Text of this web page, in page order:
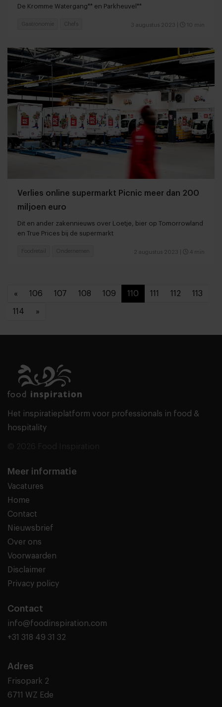
De Kromme Watergang** en Parkheuvel**
3 augustus 2023 10 min
Gastronomie Chefs
Verlies online supermarkt Picnic meer dan 200
miljoen euro
Dit en ander zakennieuws over Loetje, bier op Tomorrowland
en True Prices bij de supermarkt
2 augustus 2023 4 min
Foodretail Ondernemen
« 106 107 108 109 110 111 112 113
114 »
Het inspiratieplatform voor professionals in food &
hospitality
Meer informatie
Vacatures
Home
Contact
Nieuwsbrief
Over ons
Voorwaarden
Disclaimer
Privacy policy
Contact
info@foodinspiration.com
+31 318 49 31 32
Adres
Frisopark 2
6711 WZ Ede